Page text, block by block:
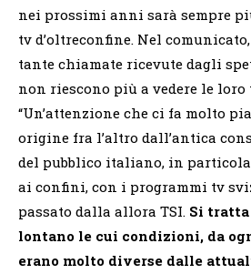
nei prossimi anni sarà sempre
tv d’oltreconfine. Nel
tante chiamate ricevute dagli
non riescono più a vedere le
“Un’attenzione che ci fa molto
origine fra l’altro dall’antica
del pubblico italiano, in
ai confini, con i programmi tv
passato dalla allora TSI. Si tratta
lontano le cui condizioni, da
erano molto diverse dalle